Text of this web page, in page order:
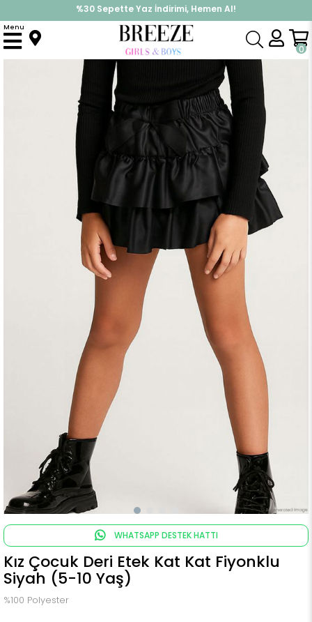
%30 Sepette Yaz İndirimi, Hemen Al!
İndirimlere ek %10 İndirimi Kap, Hemen Üye Ol!
0
Menu
Anasayfa Alt Giyim Etek
WHATSAPP DESTEK HATTI
Kız Çocuk Deri Etek Kat Kat Fiyonklu
Siyah (5-10 Yaş)
%100 Polyester